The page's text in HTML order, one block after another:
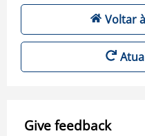
Voltar
Give feedback